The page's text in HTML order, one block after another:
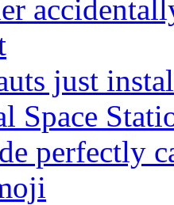
just
Space
perfectly